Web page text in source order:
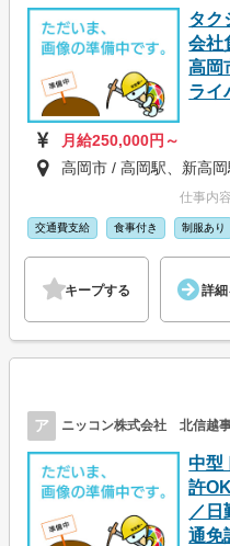
タク
会社
高岡
ライ
月給250,000円～
高岡市 / 高岡駅、新高
仕事内
交通費支給 食事付き 制服あり
キープする 詳
ア ニッコン株式会社 北信越
中型
許
／日
通免